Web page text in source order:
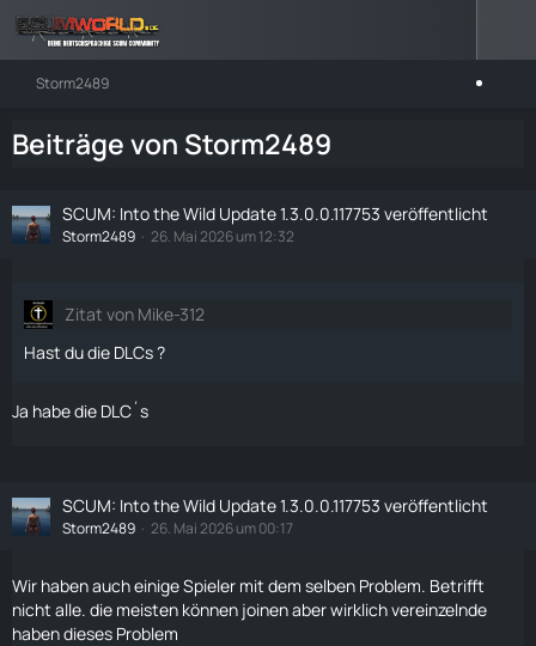
Storm2489
Beiträge von Storm2489
SCUM: Into the Wild Update 1.3.0.0.117753 veröffentlicht
Storm2489 26. Mai 2026 um 12:32
Zitat von Mike-312
Hast du die DLCs ?
Ja habe die DLC´s
SCUM: Into the Wild Update 1.3.0.0.117753 veröffentlicht
Storm2489 26. Mai 2026 um 00:17
Wir haben auch einige Spieler mit dem selben Problem. Betrifft
nicht alle. die meisten können joinen aber wirklich vereinzelnde
haben dieses Problem